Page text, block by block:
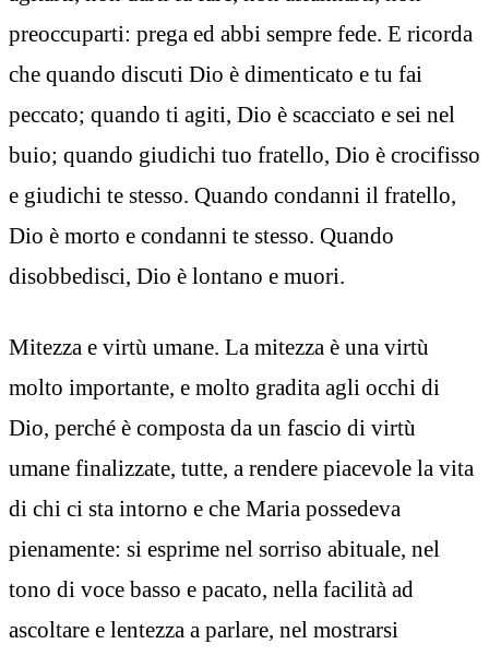
preoccuparti: prega ed abbi sempre fede. E ricorda
che quando discuti Dio è dimenticato e tu fai
peccato; quando ti agiti, Dio è scacciato e sei nel
buio; quando giudichi tuo fratello, Dio è crocifisso
e giudichi te stesso. Quando condanni il fratello,
Dio è morto e condanni te stesso. Quando
disobbedisci, Dio è lontano e muori.
Mitezza e virtù umane. La mitezza è una virtù
molto importante, e molto gradita agli occhi di
Dio, perché è composta da un fascio di virtù
umane finalizzate, tutte, a rendere piacevole la vita
di chi ci sta intorno e che Maria possedeva
pienamente: si esprime nel sorriso abituale, nel
tono di voce basso e pacato, nella facilità ad
ascoltare e lentezza a parlare, nel mostrarsi